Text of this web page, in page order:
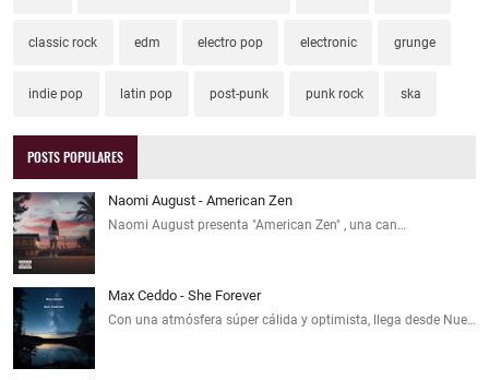
classic rock edm electro pop electronic grunge
indie pop latin pop post-punk punk rock ska
POSTS POPULARES
Naomi August - American Zen
Naomi August presenta "American Zen" , una can…
Max Ceddo - She Forever
Con una atmósfera súper cálida y optimista, llega desde Nue…